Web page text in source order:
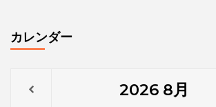
カレンダー
2026 8月